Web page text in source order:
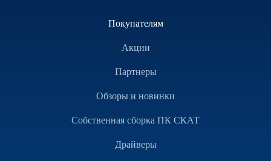
Покупателям
Акции
Партнеры
Обзоры и новинки
Собственная сборка ПК СКАТ
Драйверы